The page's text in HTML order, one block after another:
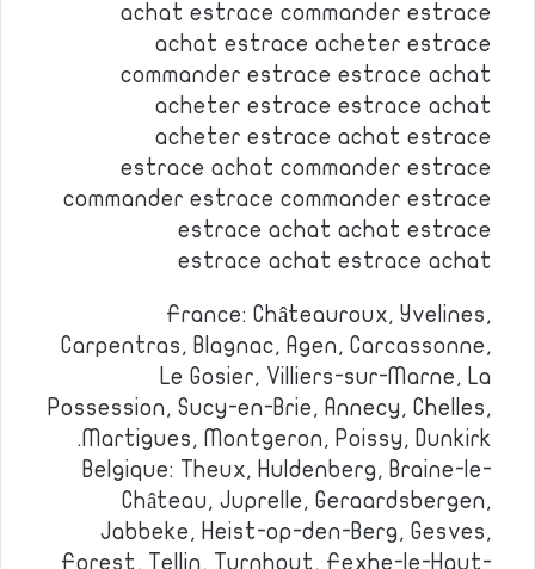
achat estrace commander estrace
achat estrace acheter estrace
commander estrace estrace achat
acheter estrace estrace achat
acheter estrace achat estrace
estrace achat commander estrace
commander estrace commander estrace
estrace achat achat estrace
estrace achat estrace achat
France: Châteauroux, Yvelines,
Carpentras, Blagnac, Agen, Carcassonne,
Le Gosier, Villiers-sur-Marne, La
Possession, Sucy-en-Brie, Annecy, Chelles,
Martigues, Montgeron, Poissy, Dunkirk.
Belgique: Theux, Huldenberg, Braine-le-
Château, Juprelle, Geraardsbergen,
Jabbeke, Heist-op-den-Berg, Gesves,
Forest, Tellin, Turnhout, Fexhe-le-Haut-